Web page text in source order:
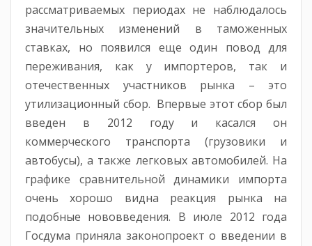
рассматриваемых периодах не наблюдалось
значительных изменений в таможенных
ставках, но появился еще один повод для
переживания, как у импортеров, так и
отечественных участников рынка – это
утилизационный сбор. Впервые этот сбор был
введен в 2012 году и касался он
коммерческого транспорта (грузовики и
автобусы), а также легковых автомобилей. На
графике сравнительной динамики импорта
очень хорошо видна реакция рынка на
подобные нововведения. В июле 2012 года
Госдума приняла законопроект о введении в